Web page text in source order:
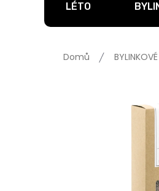
LÉTO
Domů